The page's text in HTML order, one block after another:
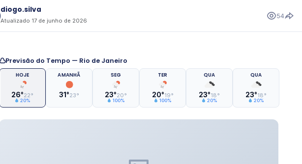
diogo.silva
Atualizado 17 de junho de 2026
54
Previsão do Tempo — Rio de Janeiro
HOJE
26°22°
20%
AMANHÃ
31°23°
SEG
23°20°
100%
TER
20°19°
100%
QUA
23°18°
20%
QUA
23°18°
20%